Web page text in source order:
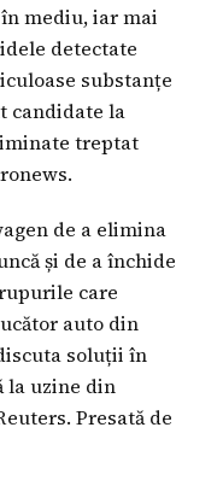
mediu, iar mai
detectate
substanțe
candidate la
treptat
de a elimina
și de a închide
care
auto din
soluții în
la uzine din
Presată de